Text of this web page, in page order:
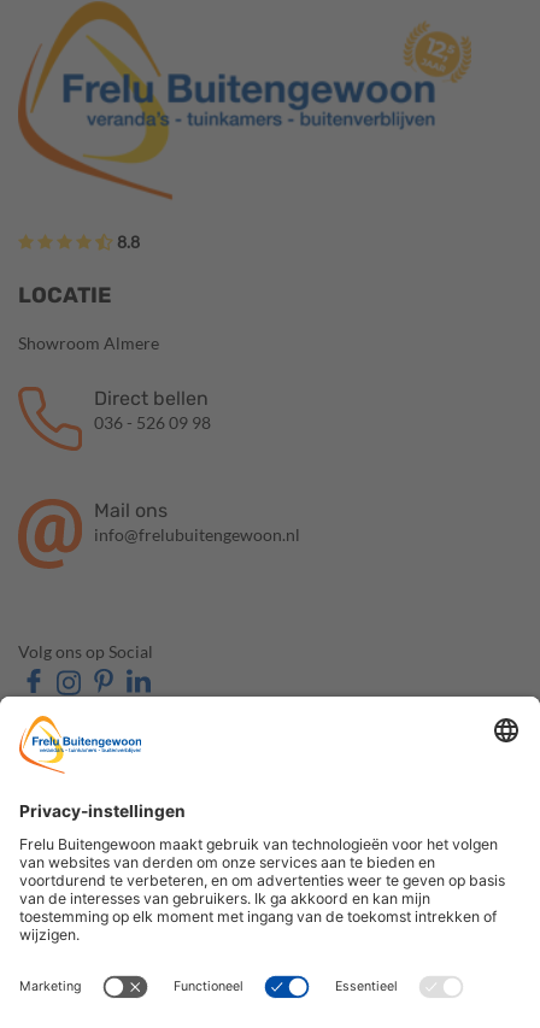
8.8
LOCATIE
Showroom Almere
Direct bellen
036 - 526 09 98
Mail ons
info@frelubuitengewoon.nl
Volg ons op Social
OVER FRELU
BUITENGEWOON
Over ons
Contact & Route
Openingstijden
Veelgestelde vragen
Schuifwanden
Zonwering
De Houtzaak